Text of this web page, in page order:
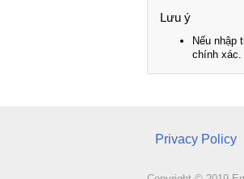
Lưu ý
Nếu nhập
chính xác.
Privacy Policy